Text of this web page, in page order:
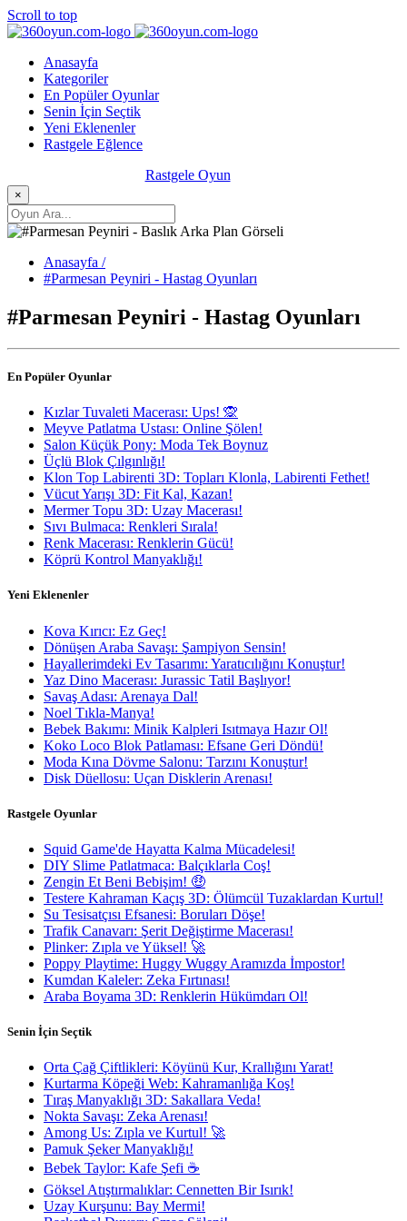
Scroll to top
Anasayfa
Kategoriler
En Popüler Oyunlar
Senin İçin Seçtik
Yeni Eklenenler
Rastgele Eğlence
Rastgele Oyun
×
Anasayfa /
#Parmesan Peyniri - Hastag Oyunları
#Parmesan Peyniri - Hastag Oyunları
En Popüler Oyunlar
Kızlar Tuvaleti Macerası: Ups! 🙊
Meyve Patlatma Ustası: Online Şölen!
Salon Küçük Pony: Moda Tek Boynuz
Üçlü Blok Çılgınlığı!
Klon Top Labirenti 3D: Topları Klonla, Labirenti Fethet!
Vücut Yarışı 3D: Fit Kal, Kazan!
Mermer Topu 3D: Uzay Macerası!
Sıvı Bulmaca: Renkleri Sırala!
Renk Macerası: Renklerin Gücü!
Köprü Kontrol Manyaklığı!
Yeni Eklenenler
Kova Kırıcı: Ez Geç!
Dönüşen Araba Savaşı: Şampiyon Sensin!
Hayallerimdeki Ev Tasarımı: Yaratıcılığını Konuştur!
Yaz Dino Macerası: Jurassic Tatil Başlıyor!
Savaş Adası: Arenaya Dal!
Noel Tıkla-Manya!
Bebek Bakımı: Minik Kalpleri Isıtmaya Hazır Ol!
Koko Loco Blok Patlaması: Efsane Geri Döndü!
Moda Kına Dövme Salonu: Tarzını Konuştur!
Disk Düellosu: Uçan Disklerin Arenası!
Rastgele Oyunlar
Squid Game'de Hayatta Kalma Mücadelesi!
DIY Slime Patlatmaca: Balçıklarla Coş!
Zengin Et Beni Bebişim! 🤑
Testere Kahraman Kaçış 3D: Ölümcül Tuzaklardan Kurtul!
Su Tesisatçısı Efsanesi: Boruları Döşe!
Trafik Canavarı: Şerit Değiştirme Macerası!
Plinker: Zıpla ve Yüksel! 🚀
Poppy Playtime: Huggy Wuggy Aramızda İmpostor!
Kumdan Kaleler: Zeka Fırtınası!
Araba Boyama 3D: Renklerin Hükümdarı Ol!
Senin İçin Seçtik
Orta Çağ Çiftlikleri: Köyünü Kur, Krallığını Yarat!
Kurtarma Köpeği Web: Kahramanlığa Koş!
Tıraş Manyaklığı 3D: Sakallara Veda!
Nokta Savaşı: Zeka Arenası!
Among Us: Zıpla ve Kurtul! 🚀
Pamuk Şeker Manyaklığı!
Bebek Taylor: Kafe Şefi ☕
Göksel Atıştırmalıklar: Cennetten Bir Isırık!
Uzay Kurşunu: Bay Mermi!